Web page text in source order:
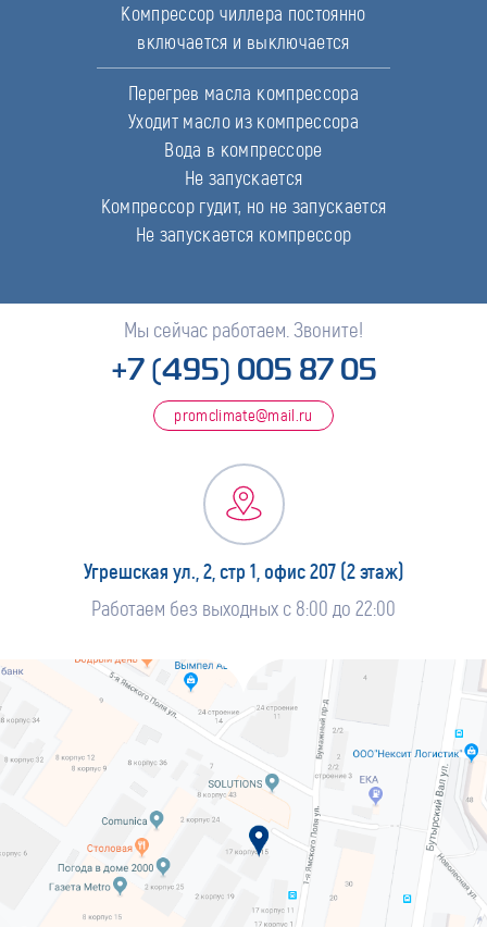
Компрессор чиллера постоянно
включается и выключается
Перегрев масла компрессора
Уходит масло из компрессора
Вода в компрессоре
Не запускается
Компрессор гудит, но не запускается
Не запускается компрессор
Мы сейчас работаем. Звоните!
+7 (495) 005 87 05
promclimate@mail.ru
Угрешская ул., 2, стр 1, офис 207 (2 этаж)
Работаем без выходных с 8:00 до 22:00